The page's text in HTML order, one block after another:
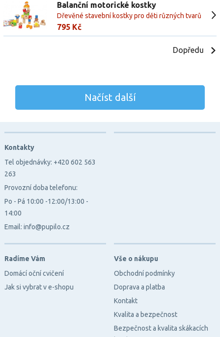
Balanční motorické kostky
Dřevěné stavební kostky pro děti různých tvarů
a barev
795 Kč
Dopředu
Načíst další
Kontakty
Tel objednávky: +420 602 563
263
Provozní doba telefonu:
Po - Pá 10:00 -12:00/13:00 -
14:00
Email: info@pupilo.cz
Vše o nákupu
Obchodní podmínky
Doprava a platba
Kontakt
Kvalita a bezpečnost
Bezpečnost a kvalita skákacích
Radíme Vám
Domácí oční cvičení
Jak si vybrat v e-shopu